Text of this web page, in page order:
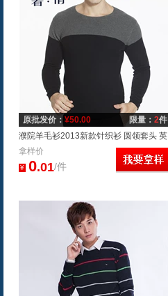
原批发价： ¥50.00 限量： 2件
濮院羊毛衫2013新款针织衫 圆领套头 英
伦 长袖 男式批发
拿样价
¥ 0.01/件